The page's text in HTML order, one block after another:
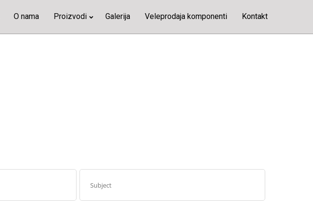
O nama Proizvodi Galerija Veleprodaja komponenti Kontakt